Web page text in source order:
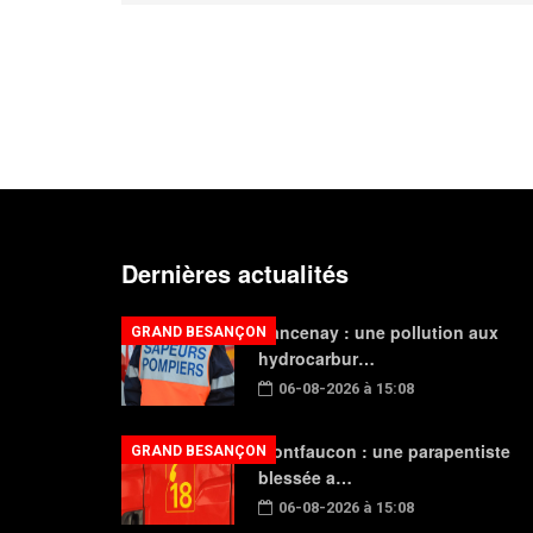
Dernières actualités
Rancenay : une pollution aux
hydrocarbur…
06-08-2026 à 15:08
GRAND BESANÇON
Montfaucon : une parapentiste
blessée a…
06-08-2026 à 15:08
GRAND BESANÇON